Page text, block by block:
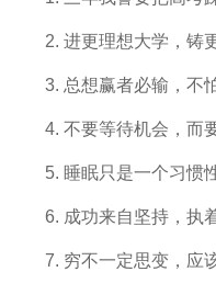
2. 进更理想大学，铸
3. 总想赢者必输，不
4. 不要等待机会，而
5. 睡眠只是一个习惯
6. 成功来自坚持， 执
7. 穷不一定思变，应